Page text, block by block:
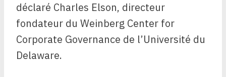
déclaré Charles Elson, directeur
fondateur du Weinberg Center for
Corporate Governance de l’Université du
Delaware.